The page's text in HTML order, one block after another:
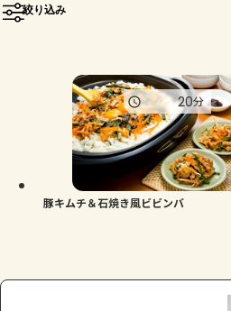
トーク
よくあるお問い合わせ
お買い物
絞り込み
豚キムチ＆石焼き風ビビンバ
20分